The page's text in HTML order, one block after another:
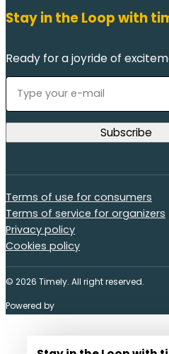
Stay in the Loop with
Ready for a joyride of
Terms of use for consumers
Terms of service for organizers
Privacy policy
Cookies policy
© 2026 Timely. All right reserved.
Powered by